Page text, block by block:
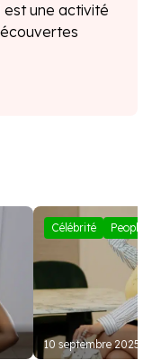
une activité
Célébrité People
10 septembre 2025